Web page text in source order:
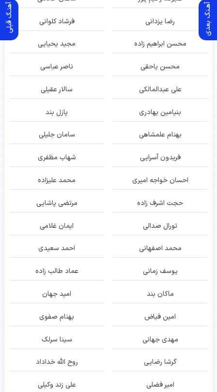
آهنـگ قبلی آهـنگ بعدی رضا یزدانی فرشاد کلوانی
محسن ابراهیم زاده مجید یحیایی
محسن یاحقی ناصر عباسی
علی عبدالمالکی سالار عقیلی
بنیامین بهادری پازل بند
بهنام علمشاهی سامان جلیلی
فریدون آسرایی شهاب مظفری
احسان خواجه امیری محمد علیزاده
حجت اشرف زاده مرتضی پاشایی
تورال صدالی ایمان غلامی
محمد اصفهانی احمد سعیدی
یوسف زمانی عماد طالب زاده
ماکان بند امید جهان
امین فیاض بهنام صفوی
مهدی جهانی سینا سرلک
گرشا رضایی روح الله خداداد
امیر فضلی علی زند وکیلی